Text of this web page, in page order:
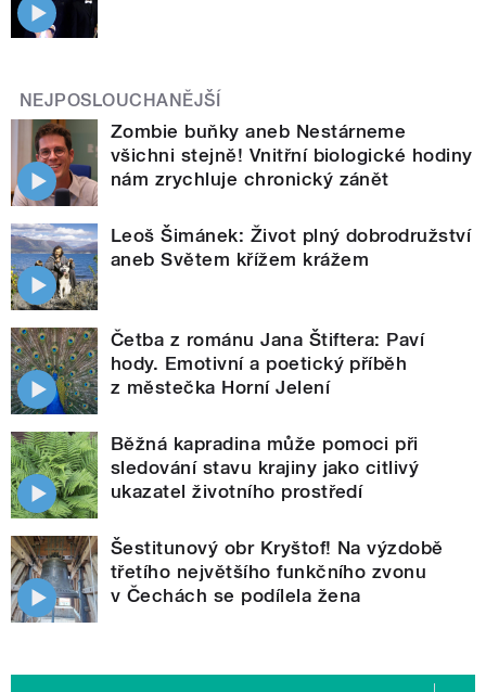
NEJPOSLOUCHANĚJŠÍ
Zombie buňky aneb Nestárneme
všichni stejně! Vnitřní biologické hodiny
nám zrychluje chronický zánět
Leoš Šimánek: Život plný dobrodružství
aneb Světem křížem krážem
Četba z románu Jana Štiftera: Paví
hody. Emotivní a poetický příběh
z městečka Horní Jelení
Běžná kapradina může pomoci při
sledování stavu krajiny jako citlivý
ukazatel životního prostředí
Šestitunový obr Kryštof! Na výzdobě
třetího největšího funkčního zvonu
v Čechách se podílela žena